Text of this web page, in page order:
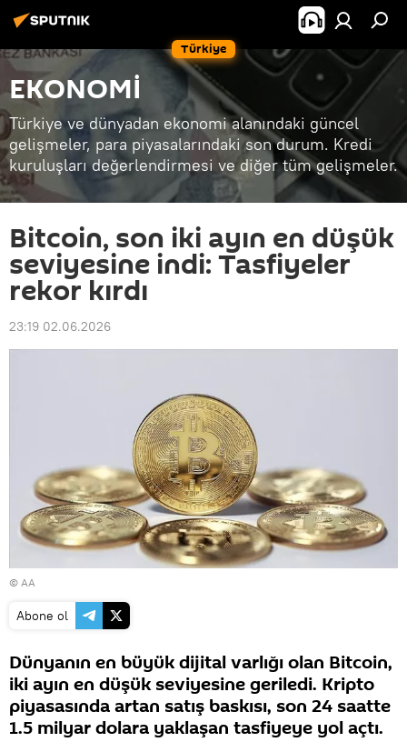
Türkiye
EKONOMİ
Türkiye ve dünyadan ekonomi alanındaki güncel
gelişmeler, para piyasalarındaki son durum. Kredi
kuruluşları değerlendirmesi ve diğer tüm gelişmeler.
Bitcoin, son iki ayın en düşük
seviyesine indi: Tasfiyeler
rekor kırdı
23:19 02.06.2026
© AA
Abone ol
Dünyanın en büyük dijital varlığı olan Bitcoin,
iki ayın en düşük seviyesine geriledi. Kripto
piyasasında artan satış baskısı, son 24 saatte
1.5 milyar dolara yaklaşan tasfiyeye yol açtı.